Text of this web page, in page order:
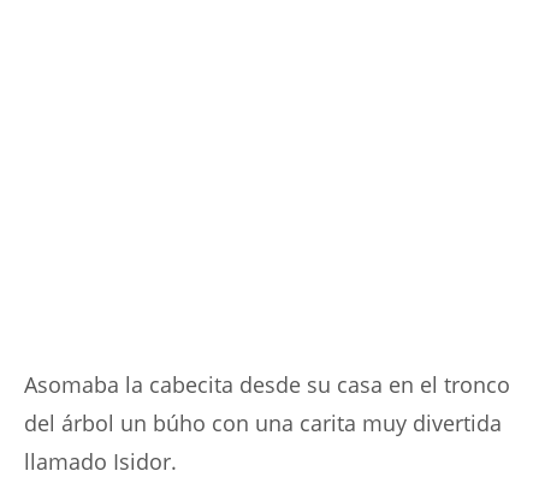
Asomaba la cabecita desde su casa en el tronco
del árbol un búho con una carita muy divertida
llamado Isidor.